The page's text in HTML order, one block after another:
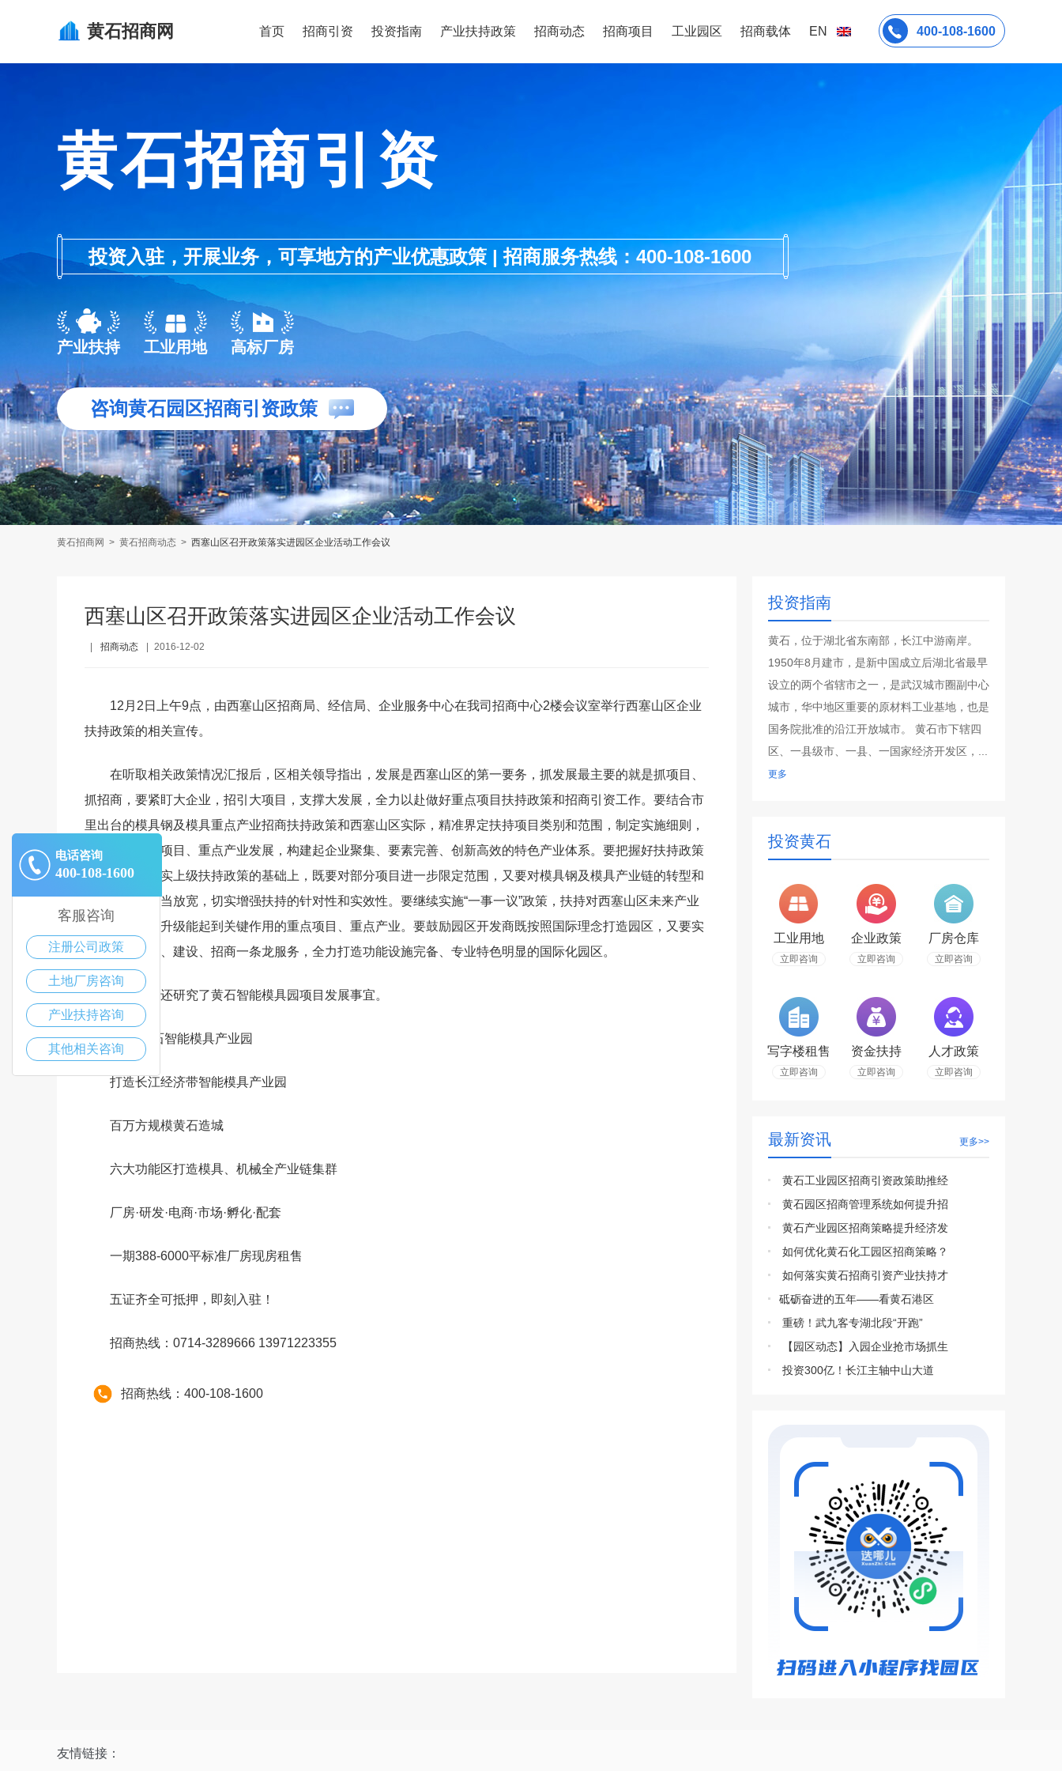
黄石招商网 首页 招商引资 投资指南 产业扶持政策 招商动态 招商项目 工业园区 招商载体 EN 400-108-1600
黄石招商引资
投资入驻，开展业务，可享地方的产业优惠政策 | 招商服务热线：400-108-1600
产业扶持 工业用地 高标厂房
咨询黄石园区招商引资政策
黄石招商网 > 黄石招商动态 > 西塞山区召开政策落实进园区企业活动工作会议
西塞山区召开政策落实进园区企业活动工作会议
招商动态 2016-12-02
12月2日上午9点，由西塞山区招商局、经信局、企业服务中心在我司招商中心2楼会议室举行西塞山区企业
扶持政策的相关宣传。
在听取相关政策情况汇报后，区相关领导指出，发展是西塞山区的第一要务，抓发展最主要的就是抓项目、
抓招商，要紧盯大企业，招引大项目，支撑大发展，全力以赴做好重点项目扶持政策和招商引资工作。要结合市
里出台的模具钢及模具重点产业招商扶持政策和西塞山区实际，精准界定扶持项目类别和范围，制定实施细则，
全力扶持重点项目、重点产业发展，构建起企业聚集、要素完善、创新高效的特色产业体系。要把握好扶持政策
的基调，在落实上级扶持政策的基础上，既要对部分项目进一步限定范围，又要对模具钢及模具产业链的转型和
升级等产业适当放宽，切实增强扶持的针对性和实效性。要继续实施“一事一议”政策，扶持对西塞山区未来产业
发展、产业链升级能起到关键作用的重点项目、重点产业。要鼓励园区开发商既按照国际理念打造园区，又要实
现园区的规划、建设、招商一条龙服务，全力打造功能设施完备、专业特色明显的国际化园区。
与会人员还研究了黄石智能模具园项目发展事宜。
中国·黄石智能模具产业园
打造长江经济带智能模具产业园
百万方规模黄石造城
六大功能区打造模具、机械全产业链集群
厂房·研发·电商·市场·孵化·配套
一期388-6000平标准厂房现房租售
五证齐全可抵押，即刻入驻！
招商热线：0714-3289666 13971223355
招商热线：400-108-1600
投资指南
黄石，位于湖北省东南部，长江中游南岸。
1950年8月建市，是新中国成立后湖北省最早
设立的两个省辖市之一，是武汉城市圈副中心
城市，华中地区重要的原材料工业基地，也是
国务院批准的沿江开放城市。 黄石市下辖四
区、一县级市、一县、一国家经济开发区，...
更多
投资黄石
工业用地
立即咨询
企业政策
立即咨询
厂房仓库
立即咨询
写字楼租售
立即咨询
资金扶持
立即咨询
人才政策
立即咨询
最新资讯 更多>>
黄石工业园区招商引资政策助推经
黄石园区招商管理系统如何提升招
黄石产业园区招商策略提升经济发
如何优化黄石化工园区招商策略？
如何落实黄石招商引资产业扶持才
​砥砺奋进的五年——看黄石港区
重磅！武九客专湖北段“开跑”
【园区动态】入园企业抢市场抓生
投资300亿！长江主轴中山大道
友情链接：
电话咨询
400-108-1600
客服咨询
注册公司政策
土地厂房咨询
产业扶持咨询
其他相关咨询